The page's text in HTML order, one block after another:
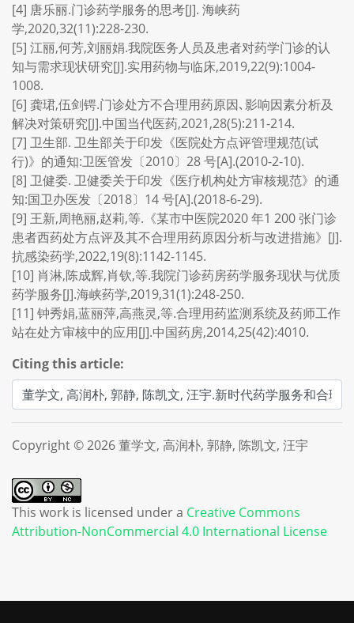
[4] 唐乐丽.门诊药学服务的思考[J]. 海峡药
学,2020,32(11):228-230.
[5] 江丽,何芳,刘丽娟.我院医务人员及患者对药学门诊的认
知与需求现状研究[J].实用药物与临床,2019,22(9):1004-
1008.
[6] 龚珺,伍剑锷.门诊处方不合理用药原因､影响因素分析及
解决对策研究[J].中国当代医药,2021,28(5):211-214.
[7] 卫生部. 卫生部关于印发《医院处方点评管理规范(试
行)》的通知:卫医管发〔2010〕28 号[A].(2010-2-10).
[8] 卫健委. 卫健委关于印发《医疗机构处方审核规范》的通
知:国卫办医发〔2018〕14 号[A].(2018-6-29).
[9] 王新,周艳丽,赵莉,等.《某市中医院2020 年1 200 张门诊
患者西药处方点评及其不合理用药原因分析与改进措施》[J].
抗感染药学,2022,19(8):1142-1145.
[10] 肖淋,陈成辉,肖钦,等.我院门诊药房药学服务现状与优质
药学服务[J].海峡药学,2019,31(1):248-250.
[11] 钟秀娟,蓝丽萍,高燕灵,等.合理用药监测系统及药师工作
站在处方审核中的应用[J].中国药房,2014,25(42):4010.
Citing this article:
Copyright © 2026 董学文, 高润朴, 郭静, 陈凯文, 汪宇
This work is licensed under a Creative Commons
Attribution-NonCommercial 4.0 International License